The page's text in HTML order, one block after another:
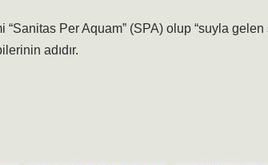
Per Aquam” (SPA) olup “suyla gelen
adıdır.